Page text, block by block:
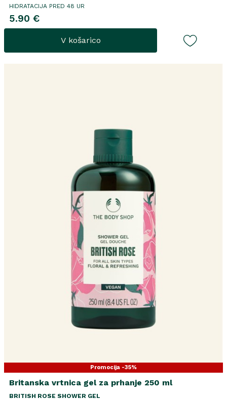
HIDRATACIJA PRED 48 UR
5.90 €
V košarico
Promocija -35%
Britanska vrtnica gel za prhanje 250 ml
BRITISH ROSE SHOWER GEL